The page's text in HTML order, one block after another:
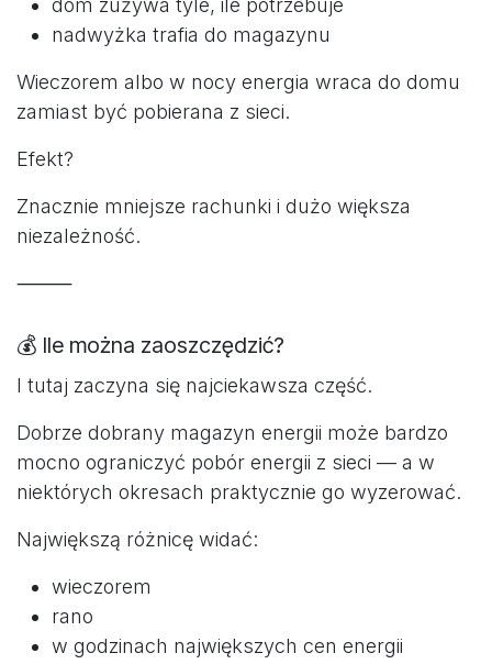
dom zużywa tyle, ile potrzebuje
nadwyżka trafia do magazynu
Wieczorem albo w nocy energia wraca do domu
zamiast być pobierana z sieci.
Efekt?
Znacznie mniejsze rachunki i dużo większa
niezależność.
⸻
💰 Ile można zaoszczędzić?
I tutaj zaczyna się najciekawsza część.
Dobrze dobrany magazyn energii może bardzo
mocno ograniczyć pobór energii z sieci — a w
niektórych okresach praktycznie go wyzerować.
Największą różnicę widać:
wieczorem
rano
w godzinach największych cen energii